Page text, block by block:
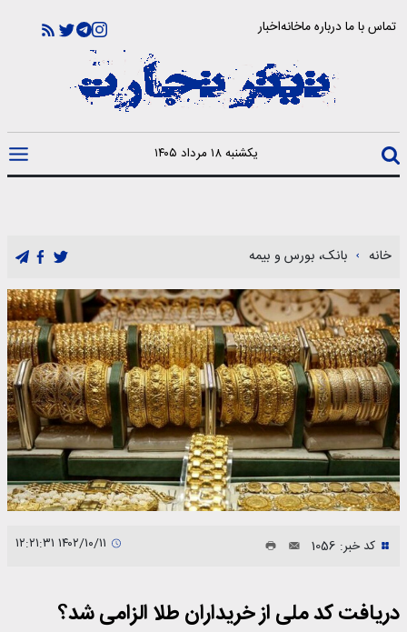
تماس با مادرباره ماخانهاخبار
یکشنبه ۱۸ مرداد ۱۴۰۵
خانه بانک، بورس و بیمه
کد خبر: 1056
دریافت کد ملی از خریداران طلا الزامی شد؟